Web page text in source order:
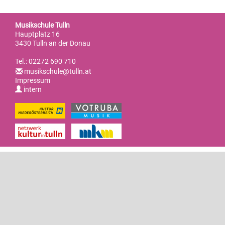
Gratulationen
Verschiedenes
Büro, Tarife, Formulare
Chor & Gesang
Lehrerinnen und Lehrer
Sekretariat
Elternverein
Reinigung
Filialen
Geschichte
Förderer & Links
Ensembles
Orchester
Bands
Schulkooperationen
Musikschule Tulln
Hauptplatz 16
3430 Tulln an der Donau
Tel.: 02272 690 710
musikschule@tulln.at
Impressum
intern